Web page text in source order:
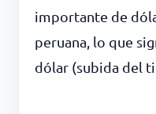
importante de
peruana, lo que
dólar (subida del